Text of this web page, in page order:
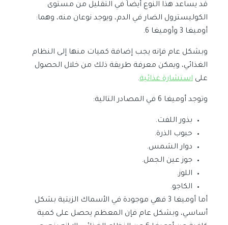
قد يساعد هذا النوع أيضاً في التقليل من مستوى
الكوليسترول الضار في الدم، ويوجد نوعان منه، وهما:
أوميغا 3 وأوميغا 6.
وبشكل عام فإنه يجب إضافة كميات منها إلى النظام
الغذائي، ويمكن معرفة طريقة ذلك من خلال الحصول
على استشارة غذائية.
وتوجد أوميغا 6 في المصادر التالية:
بذور اللفت.
حبوب الذرة.
دوار الشمس.
جوز عين الجمل.
اللوز.
الكاجو.
أما أوميغا 3 فهي موجودة في الأسماك الزيتية بشكل
أساسي، وبشكل عام فإن المعظم يحصل على كمية